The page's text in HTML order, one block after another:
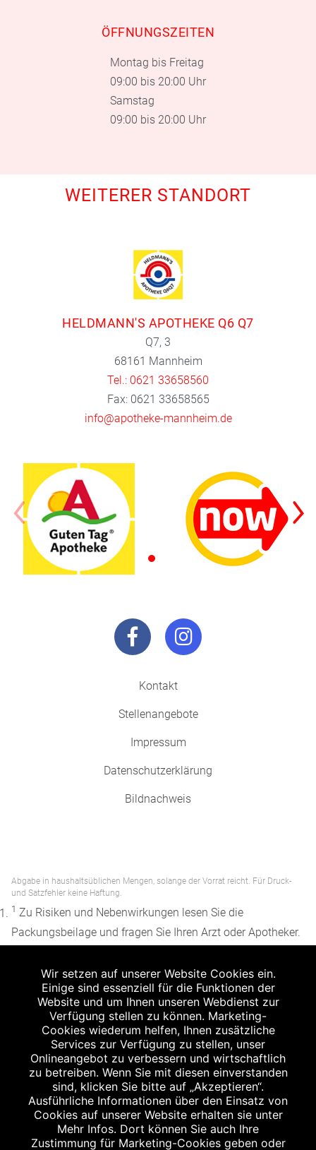
ÖFFNUNGSZEITEN
Montag bis Freitag
09:00 bis 20:00 Uhr
Samstag
09:00 bis 20:00 Uhr
WEITERER STANDORT
HELDMANN'S APOTHEKE Q6 Q7
Q7, 3
68161 Mannheim
Tel.: 0621 33658560
Fax: 0621 33658565
info@apotheke-mannheim.de
Kontakt
Stellenangebote
Impressum
Datenschutzerklärung
Bildnachweis
Abgabe in haushaltsüblichen Mengen, solange der Vorrat reicht. Für Druck-
und Satzfehler keine Haftung.
1 Zu Risiken und Nebenwirkungen lesen Sie die
Packungsbeilage und fragen Sie Ihren Arzt oder Apotheker.
Apothekenerstattungspreis (AEP). Der AEP ist keine
unverbindliche Preisempfehlung der Hersteller. Der AEP ist
ein von den Apotheken in Ansatz gebrachter Preis für
rezeptfreie Arzneimittel. Er entspricht in der Höhe dem für
Apotheken verbindlichen Abgabepreis, zu dem eine
Apotheke in bestimmten Fällen (z.B. bei Kindern unter 12
Jahren) das Produkt mit der gesetzlichen
Krankenversicherung abrechnet. Der AEP ist der allgemeine
Erstattungspreis im Falle einer Kostenübernahme durch die
gesetzlichen Krankenkassen, vor Abzug eines
Wir setzen auf unserer Website Cookies ein.
Einige sind essenziell für die Funktionen der
Website und um Ihnen unseren Webdienst zur
Verfügung stellen zu können. Marketing-
Cookies wiederum helfen, Ihnen zusätzliche
Services zur Verfügung zu stellen, unser
Onlineangebot zu verbessern und wirtschaftlich
zu betreiben. Wenn Sie mit diesen einverstanden
sind, klicken Sie bitte auf „Akzeptieren“.
Ausführliche Informationen über den Einsatz von
Cookies auf unserer Website erhalten sie unter
Mehr Infos. Dort können Sie auch Ihre
Zustimmung für Marketing-Cookies geben oder